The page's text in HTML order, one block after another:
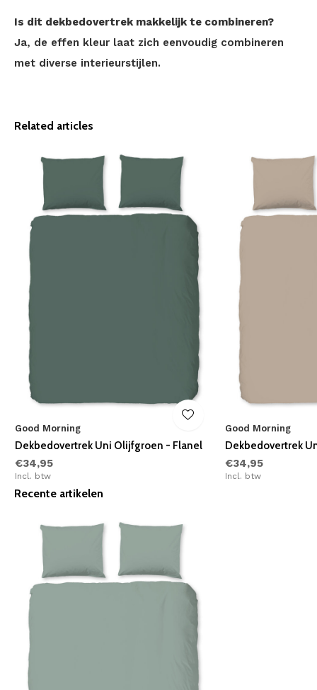
Is dit dekbedovertrek makkelijk te combineren?
Ja, de effen kleur laat zich eenvoudig combineren
met diverse interieurstijlen.
Related articles
Good Morning
Dekbedovertrek Uni Olijfgroen - Flanel
€34,95
Incl. btw
Good Morning
Dekbedovertrek
€34,95
Incl. btw
Recente artikelen